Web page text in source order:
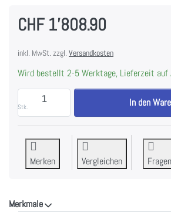
CHF 1'808.90
inkl. MwSt. zzgl. Versandkosten
Wird bestellt 2-5 Werktage, Lieferzeit auf
Stk.
V-ZUG 4115300003
In den
Merken Vergleichen
Merkmale